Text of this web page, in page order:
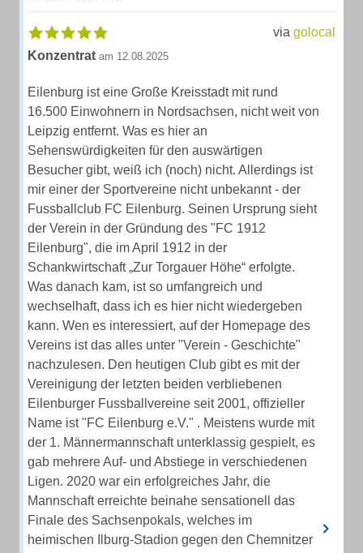
via golocal
Konzentrat am 12.08.2025
Eilenburg ist eine Große Kreisstadt mit rund
16.500 Einwohnern in Nordsachsen, nicht weit von
Leipzig entfernt. Was es hier an
Sehenswürdigkeiten für den auswärtigen
Besucher gibt, weiß ich (noch) nicht. Allerdings ist
mir einer der Sportvereine nicht unbekannt - der
Fussballclub FC Eilenburg. Seinen Ursprung sieht
der Verein in der Gründung des "FC 1912
Eilenburg", die im April 1912 in der
Schankwirtschaft „Zur Torgauer Höhe“ erfolgte.
Was danach kam, ist so umfangreich und
wechselhaft, dass ich es hier nicht wiedergeben
kann. Wen es interessiert, auf der Homepage des
Vereins ist das alles unter "Verein - Geschichte"
nachzulesen. Den heutigen Club gibt es mit der
Vereinigung der letzten beiden verbliebenen
Eilenburger Fussballvereine seit 2001, offizieller
Name ist "FC Eilenburg e.V." . Meistens wurde mit
der 1. Männermannschaft unterklassig gespielt, es
gab mehrere Auf- und Abstiege in verschiedenen
Ligen. 2020 war ein erfolgreiches Jahr, die
Mannschaft erreichte beinahe sensationell das
Finale des Sachsenpokals, welches im
heimischen Ilburg-Stadion gegen den Chemnitzer